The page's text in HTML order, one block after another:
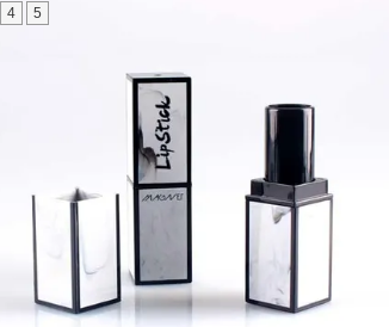
4 5